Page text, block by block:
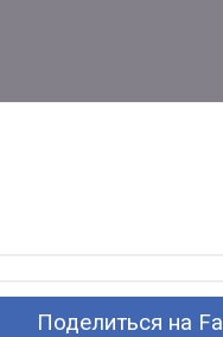
Поделиться на